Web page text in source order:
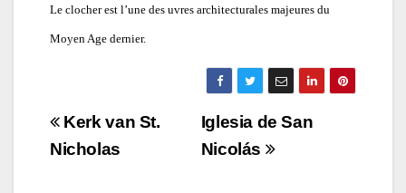
Le clocher est l’une des uvres architecturales majeures du
Moyen Age dernier.
Navigazione
articoli
Iglesia de San
Nicolás
Kerk van St.
Nicholas